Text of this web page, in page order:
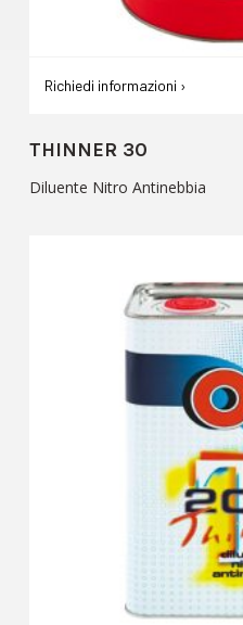
Richiedi informazioni ›
THINNER 30
Diluente Nitro Antinebbia